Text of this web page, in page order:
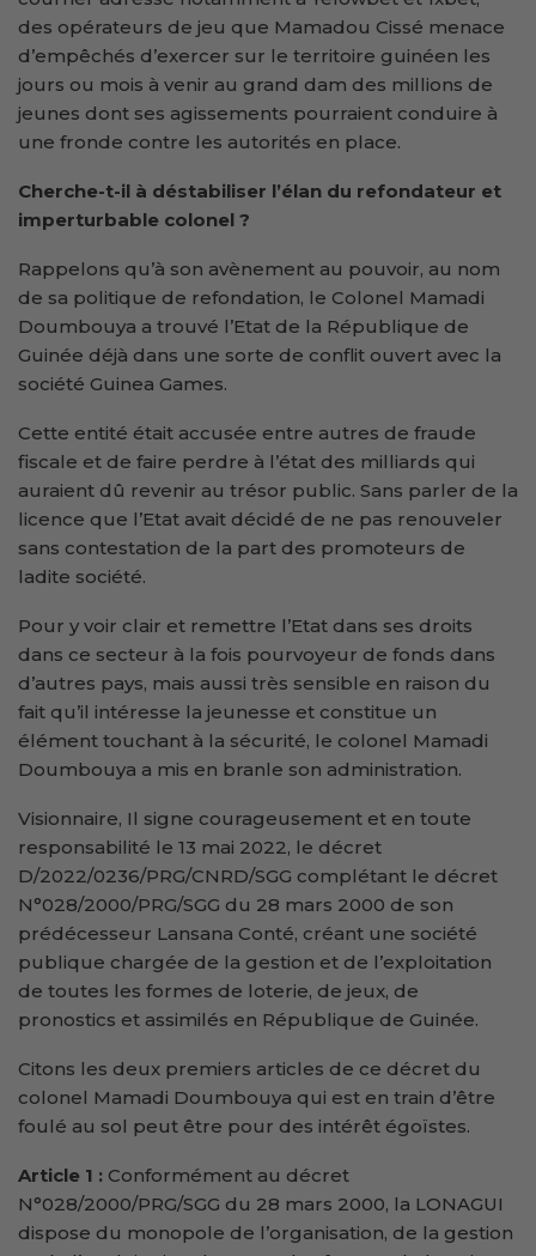
des opérateurs de jeu que Mamadou Cissé menace
d’empêchés d’exercer sur le territoire guinéen les
jours ou mois à venir au grand dam des millions de
jeunes dont ses agissements pourraient conduire à
une fronde contre les autorités en place.
Cherche-t-il à déstabiliser l’élan du refondateur et
imperturbable colonel ?
Rappelons qu’à son avènement au pouvoir, au nom
de sa politique de refondation, le Colonel Mamadi
Doumbouya a trouvé l’Etat de la République de
Guinée déjà dans une sorte de conflit ouvert avec la
société Guinea Games.
Cette entité était accusée entre autres de fraude
fiscale et de faire perdre à l’état des milliards qui
auraient dû revenir au trésor public. Sans parler de la
licence que l’Etat avait décidé de ne pas renouveler
sans contestation de la part des promoteurs de
ladite société.
Pour y voir clair et remettre l’Etat dans ses droits
dans ce secteur à la fois pourvoyeur de fonds dans
d’autres pays, mais aussi très sensible en raison du
fait qu’il intéresse la jeunesse et constitue un
élément touchant à la sécurité, le colonel Mamadi
Doumbouya a mis en branle son administration.
Visionnaire, Il signe courageusement et en toute
responsabilité le 13 mai 2022, le décret
D/2022/0236/PRG/CNRD/SGG complétant le décret
N°028/2000/PRG/SGG du 28 mars 2000 de son
prédécesseur Lansana Conté, créant une société
publique chargée de la gestion et de l’exploitation
de toutes les formes de loterie, de jeux, de
pronostics et assimilés en République de Guinée.
Citons les deux premiers articles de ce décret du
colonel Mamadi Doumbouya qui est en train d’être
foulé au sol peut être pour des intérêt égoïstes.
Article 1 : Conformément au décret
N°028/2000/PRG/SGG du 28 mars 2000, la LONAGUI
dispose du monopole de l’organisation, de la gestion